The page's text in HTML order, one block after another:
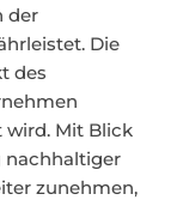
der
Die
des
wird. Mit Blick
nachhaltiger
zunehmen,